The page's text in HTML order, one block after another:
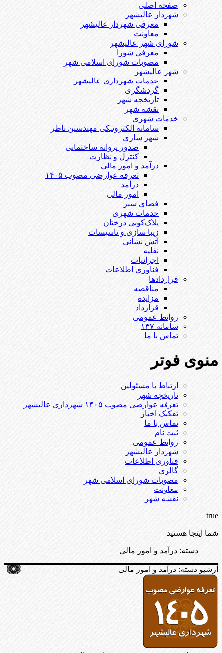
صفحه اصلی
شهردار عالیشهر
معرفی شهردار عالیشهر
معاونت
شورای شهر عالیشهر
معرفی شورا
مصوبات شورای اسلامی شهر
شهر عالیشهر
خدمات شهرداری عالیشهر
گردشگری
تاریخچه شهر
نقشه شهر
خدمات شهری
سامانه الکترونیکی مهندسین ناظر
شهر سازی
صدور پروانه ساختمانی
کنترل و نظارت
درآمد و امور مالی
تعرفه عوارضی مصوب ۱۴۰۵
درآمد
امور مالی
فضای سبز
خدمات شهری
پلاک‌کوبی درختان
زیبا سازی و تاسیسات
آتش نشانی
نقلیه
اجرائیات
فناوری اطلاعات
قراردادها
مناقصه
مزایده
قرارداد
روابط عمومی
سامانه ۱۳۷
تماس با ما
منوی فوتر
ارتباط با مسئولین
تاریخچه شهر
تعرفه عوارضی مصوب ۱۴۰۵ شهرداری عالیشهر
تفکیک اخبار
تماس با ما
ثبت نام
روابط عمومی
شهردار عالیشهر
فناوری اطلاعات
گالری
مصوبات شورای اسلامی شهر
معاونت
نقشه شهر
true
شما اینجا هستید
دسته: درآمد و امور مالی
آرشیو دسته: درآمد و امور مالی